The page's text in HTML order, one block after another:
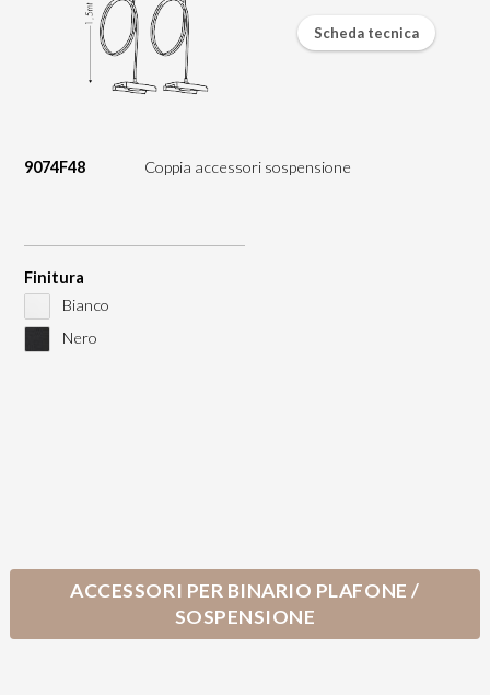
9074F48 Coppia accessori sospensione
Finitura
Bianco
Nero
Scheda tecnica
ACCESSORI PER BINARIO PLAFONE /
SOSPENSIONE